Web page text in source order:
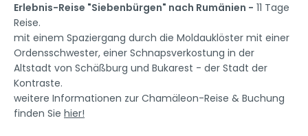
Erlebnis-Reise "Siebenbürgen" nach Rumänien - 11 Tage
Reise.
mit einem Spaziergang durch die Moldauklöster mit einer
Ordensschwester, einer Schnapsverkostung in der
Altstadt von Schäßburg und Bukarest - der Stadt der
Kontraste.
weitere Informationen zur Chamäleon-Reise & Buchung
finden Sie hier!